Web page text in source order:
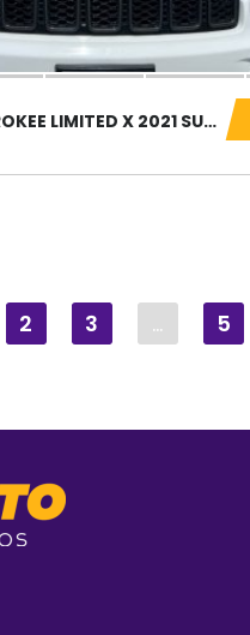
JEEP GRAND CHEROKEE LIMITED X 2021 SUV SEMIN...
2 3 … 5